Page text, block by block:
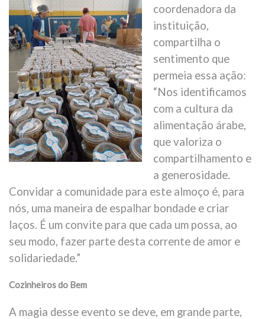
coordenadora da
instituição,
compartilha o
sentimento que
permeia essa ação:
“Nos identificamos
com a cultura da
alimentação árabe,
que valoriza o
compartilhamento e
a generosidade.
Convidar a comunidade para este almoço é, para
nós, uma maneira de espalhar bondade e criar
laços. É um convite para que cada um possa, ao
seu modo, fazer parte desta corrente de amor e
solidariedade.”
Cozinheiros do Bem
A magia desse evento se deve, em grande parte,